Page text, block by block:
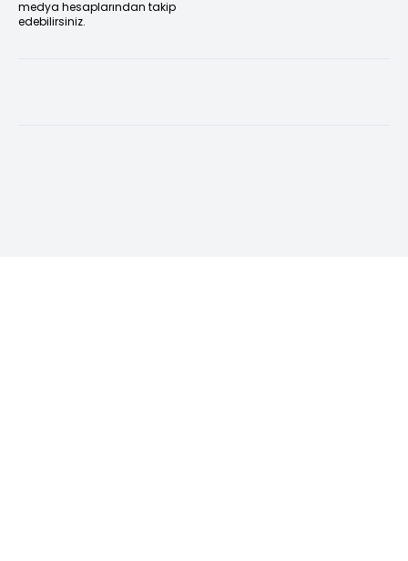
medya hesaplarından takip
edebilirsiniz.